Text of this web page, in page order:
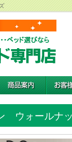
ウォールナ